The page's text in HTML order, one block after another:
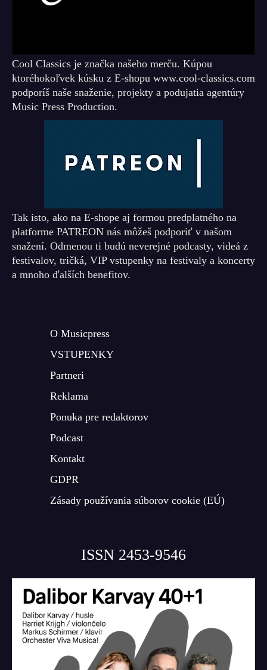
Cool Classics je značka našeho merču. Kúpou
ktoréhokoľvek kúsku z E-shopu www.cool-classics.com
podporíš naše snaženie, projekty a podujatia agentúry
Music Press Production.
Tak isto, ako na E-shope aj formou predplatného na
platforme PATREON nás môžeš podporiť v našom
snažení. Odmenou ti budú neverejné podcasty, videá z
festivalov, tričká, VIP vstupenky na festivaly a koncerty
a mnoho ďalších benefitov.
O Musicpress
VSTUPENKY
Partneri
Reklama
Ponuka pre redaktorov
Podcast
Kontakt
GDPR
Zásady používania súborov cookie (EÚ)
ISSN 2453-9546